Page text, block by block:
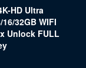
HD Ultra
32GB WIFI
Unlock FULL